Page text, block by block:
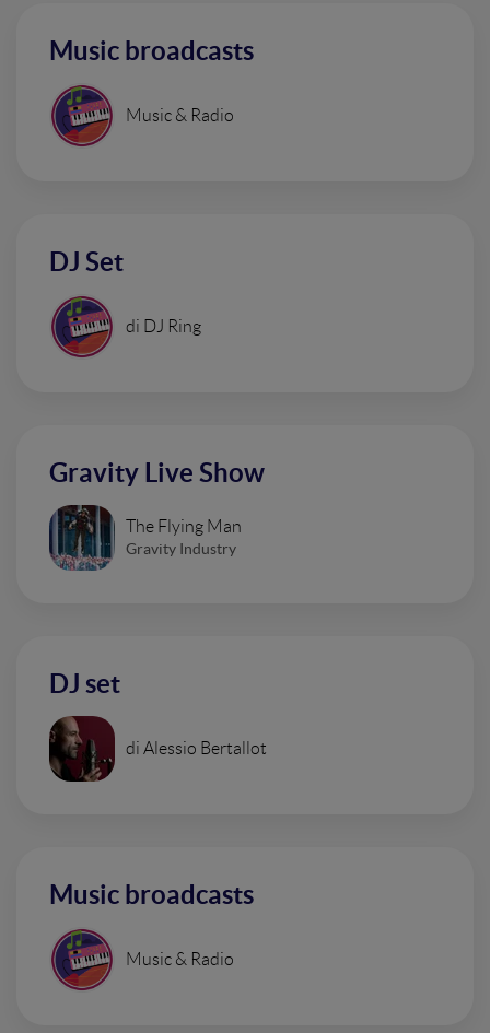
Music broadcasts
Music & Radio
DJ Set
di DJ Ring
Gravity Live Show
The Flying Man
Gravity Industry
DJ set
di Alessio Bertallot
Music broadcasts
Music & Radio